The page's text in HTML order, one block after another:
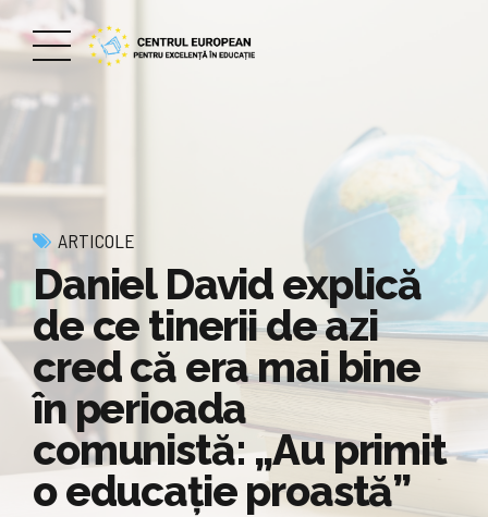
ARTICOLE
Daniel David explică
de ce tinerii de azi
cred că era mai bine
în perioada
comunistă: „Au primit
o educație proastă”